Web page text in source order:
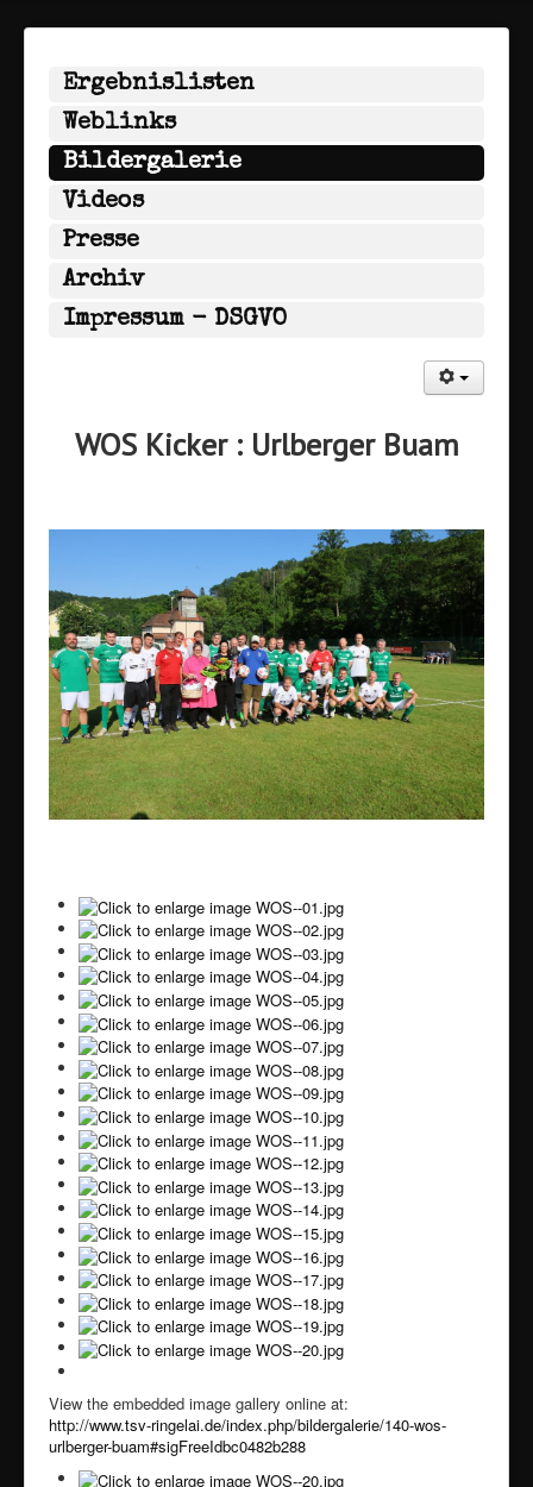
Ergebnislisten
Weblinks
Bildergalerie
Videos
Presse
Archiv
Impressum - DSGVO
WOS Kicker : Urlberger Buam
View the embedded image gallery online at:
http://www.tsv-ringelai.de/index.php/bildergalerie/140-wos-
urlberger-buam#sigFreeIdbc0482b288